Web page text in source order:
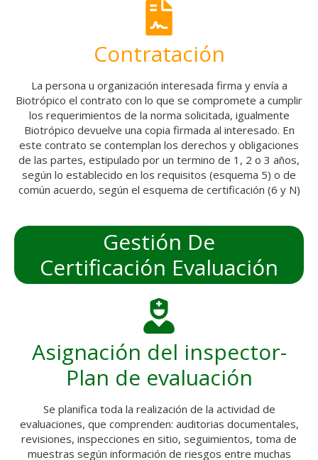
Contratación
La persona u organización interesada firma y envía a
Biotrópico el contrato con lo que se compromete a cumplir
los requerimientos de la norma solicitada, igualmente
Biotrópico devuelve una copia firmada al interesado. En
este contrato se contemplan los derechos y obligaciones
de las partes, estipulado por un termino de 1, 2 o 3 años,
según lo establecido en los requisitos (esquema 5) o de
común acuerdo, según el esquema de certificación (6 y N)
Gestión De
Certificación Evaluación
Asignación del inspector-
Plan de evaluación
Se planifica toda la realización de la actividad de
evaluaciones, que comprenden: auditorias documentales,
revisiones, inspecciones en sitio, seguimientos, toma de
muestras según información de riesgos entre muchas